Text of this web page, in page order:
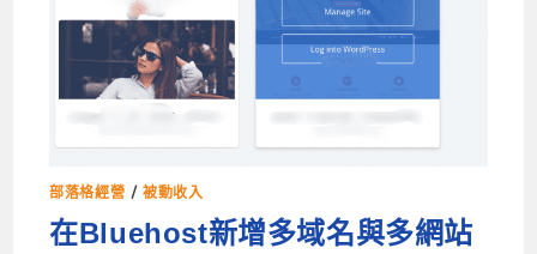
部落格經營 /被動收入
在Bluehost新增多域名與多網站